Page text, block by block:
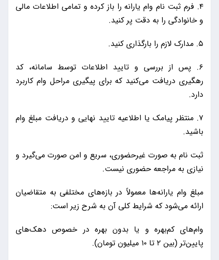
۴. فرم ثبت نام وام یارانه را باز کرده و تمامی اطلاعات مالی
و خانوادگی را به دقت پر کنید.
۵. مدارک لازم را بارگذاری کنید.
۶. پس از بررسی و تایید اطلاعات توسط سامانه، کد
رهگیری دریافت می‌کنید که برای پیگیری مراحل وام کاربرد
دارد.
۷. منتظر پیامک یا اطلاعیه تایید نهایی و دریافت مبلغ وام
باشید.
ثبت نام به صورت غیرحضوری، سریع و امن صورت می‌گیرد و
نیازی به مراجعه حضوری نیست.
مبلغ وام یارانه‌ها معمولاً در بازه‌های مختلفی به متقاضیان
ارائه می‌شود که شرایط کلی آن به شرح زیر است:
وام‌های کم‌بهره و یا بدون بهره در خصوص دهک‌های
پایین‌تر (بین ۲ تا ۱۰ میلیون تومان).